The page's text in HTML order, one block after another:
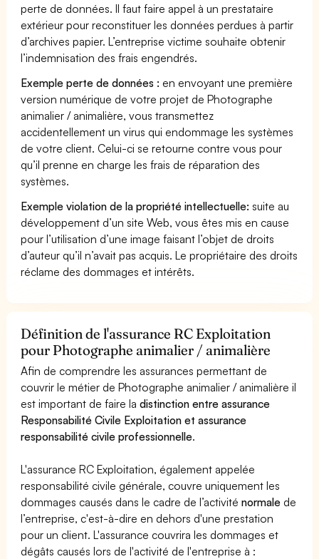
perte de données. Il faut faire appel à un prestataire
extérieur pour reconstituer les données perdues à partir
d’archives papier. L’entreprise victime souhaite obtenir
l’indemnisation des frais engendrés.
Exemple perte de données : en envoyant une première
version numérique de votre projet de Photographe
animalier / animalière, vous transmettez
accidentellement un virus qui endommage les systèmes
de votre client. Celui-ci se retourne contre vous pour
qu’il prenne en charge les frais de réparation des
systèmes.
Exemple violation de la propriété intellectuelle: suite au
développement d’un site Web, vous êtes mis en cause
pour l’utilisation d’une image faisant l’objet de droits
d’auteur qu’il n’avait pas acquis. Le propriétaire des droits
réclame des dommages et intérêts.
Définition de l'assurance RC Exploitation
pour Photographe animalier / animalière
Afin de comprendre les assurances permettant de
couvrir le métier de Photographe animalier / animalière il
est important de faire ladistinction entre assurance
Responsabilité Civile Exploitation et assurance
responsabilité civile professionnelle.
L'assurance RC Exploitation, également appelée
responsabilité civile générale, couvre uniquement les
dommages causés dans le cadre de l’activiténormale de
l’entreprise, c'est-à-dire en dehors d'une prestation
pour un client. L'assurance couvrira les dommages et
dégâts causés lors de l'activité de l'entreprise à :